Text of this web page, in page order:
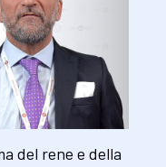
del rene e della